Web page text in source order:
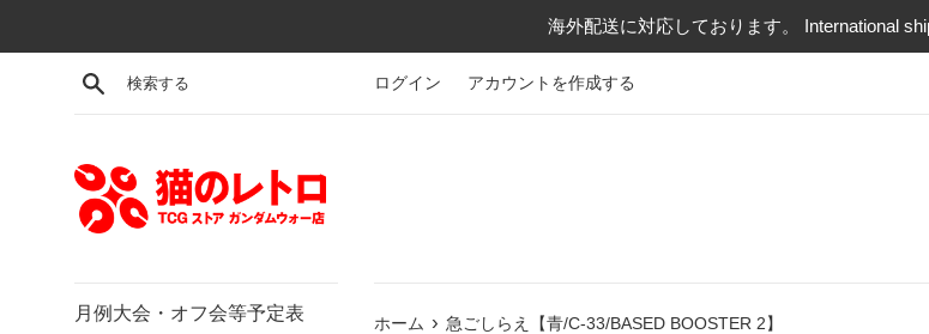
海外配送に対応しております。 International
検索する ログイン アカウントを作成する
月例大会・オフ会等予定表
ホーム › 急ごしらえ【青/C-33/BASED BOOSTER 2】